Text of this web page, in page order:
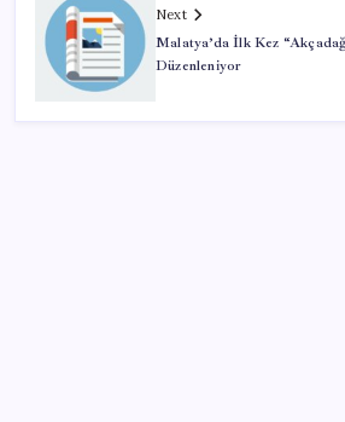
Next
Malatya’da İlk Kez
Düzenleniyor